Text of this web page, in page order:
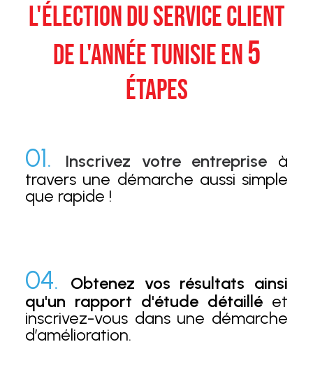
L'ÉLECTION DU SERVICE CLIENT
DE L'ANNÉE TUNISIE EN5
ÉTAPES
01. Inscrivez votre entreprise à
travers une démarche aussi simple
que rapide !
04.
Obtenez vos résultats ainsi
qu'un rapport d'étude détaillé et
inscrivez-vous dans une démarche
d’amélioration.